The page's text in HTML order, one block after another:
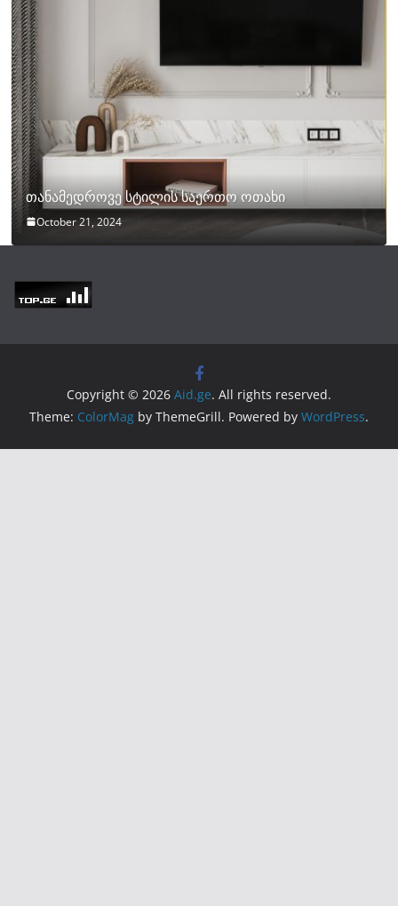
თანამედროვე სტილის საერთო ოთახი
October 21, 2024
Copyright © 2026 Aid.ge. All rights reserved.
Theme: ColorMag by ThemeGrill. Powered by WordPress.